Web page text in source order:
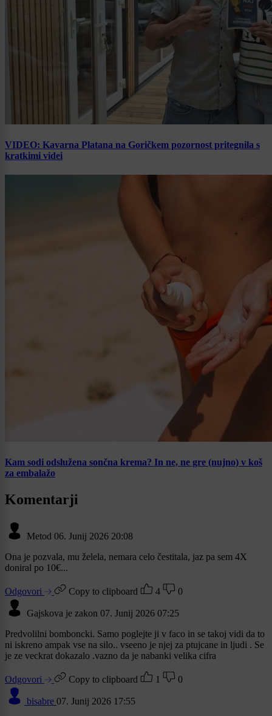
VIDEO: Kavarna Platana na Goričkem pozornost pritegnila s
kratkimi videi
Kam sodi odslužena sončna krema? In ne, ne gre (nujno) v koš
za embalažo
Komentarji
Metod 06. Junij 2026 20:08
Ona je pozvala, mu želela, nemara celo čestitala, jaz pa sem 4X
doniral po 10€...
Odgovori Copy to clipboard 4 0
Gajskova je zakon 07. Junij 2026 07:25
Predvolilni bomboncki. Samo poglejte ji v faco in se takoj vidi da to
ni iskreno ampak vse na silo.. vseeno je njej za ptujcane in ljudi . Se
je ze veckrat dokazalo .vazno da je nabanki velika cifra
Odgovori Copy to clipboard 1 0
bisabre 07. Junij 2026 17:55